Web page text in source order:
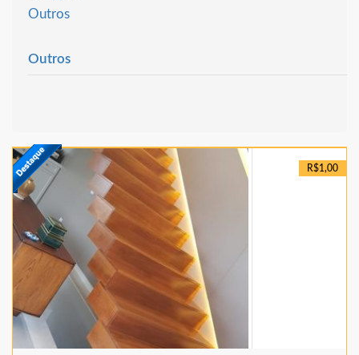
Outros
Outros
R$1,00